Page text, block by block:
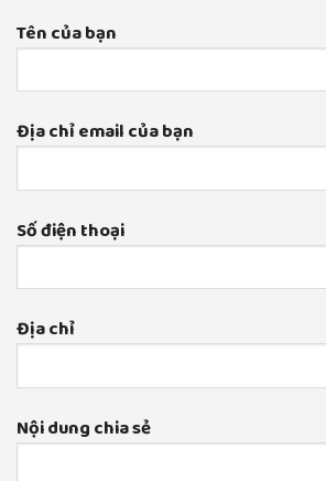
Tên của bạn
Địa chỉ email của bạn
Số điện thoại
Địa chỉ
Nội dung chia sẻ